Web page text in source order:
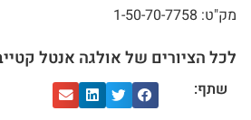
מק"ט: 1-50-70-7758
לכל הציורים של אולגה אנטל
שתף: